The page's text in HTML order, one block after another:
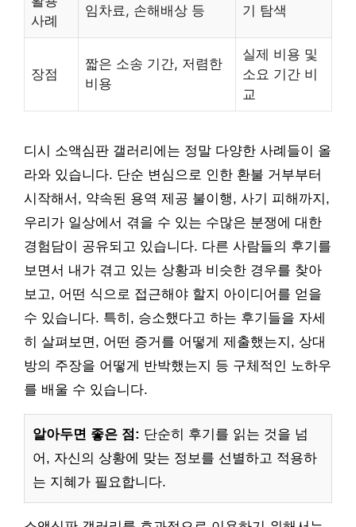
사례
임차료, 손해배상 등
기 탐색
장점
짧은 소송 기간, 저렴한
비용
실제 비용 및
소요 기간 비
교
디시 소액심판 갤러리에는 정말 다양한 사례들이 올
라와 있습니다. 단순 변심으로 인한 환불 거부부터
시작해서, 약속된 용역 제공 불이행, 사기 피해까지,
우리가 일상에서 겪을 수 있는 수많은 분쟁에 대한
경험담이 공유되고 있습니다. 다른 사람들의 후기를
보면서 내가 겪고 있는 상황과 비슷한 경우를 찾아
보고, 어떤 식으로 접근해야 할지 아이디어를 얻을
수 있습니다. 특히, 승소했다고 하는 후기들을 자세
히 살펴보면, 어떤 증거를 어떻게 제출했는지, 상대
방의 주장을 어떻게 반박했는지 등 구체적인 노하우
를 배울 수 있습니다.
알아두면 좋은 점: 단순히 후기를 읽는 것을 넘
어, 자신의 상황에 맞는 정보를 선별하고 적용하
는 지혜가 필요합니다.